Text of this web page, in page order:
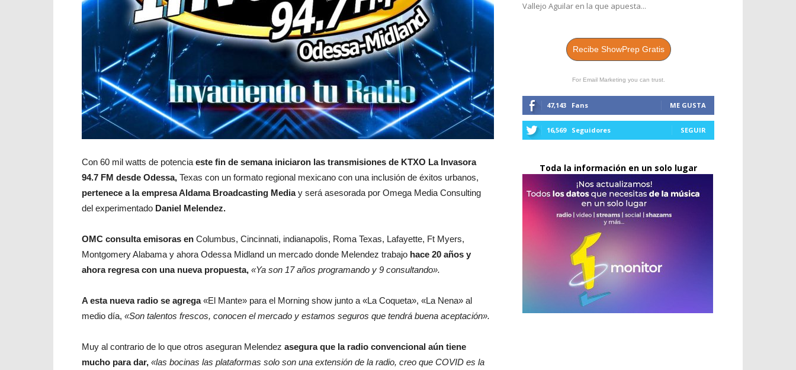
Con 60 mil watts de potencia este fin de semana iniciaron las transmisiones de KTXO La Invasora
94.7 FM desde Odessa, Texas con un formato regional mexicano con una inclusión de éxitos urbanos,
pertenece a la empresa Aldama Broadcasting Mediay será asesorada por Omega Media Consulting
del experimentado Daniel Melendez.
OMC consulta emisoras en Columbus, Cincinnati, indianapolis, Roma Texas, Lafayette, Ft Myers,
Montgomery Alabama y ahora Odessa Midland un mercado donde Melendez trabajo hace 20 años y
ahora regresa con una nueva propuesta, «Ya son 17 años programando y 9 consultando».
A esta nueva radio se agrega«El Mante» para el Morning show junto a «La Coqueta», «La Nena» al
medio día, «Son talentos frescos, conocen el mercado y estamos seguros que tendrá buena aceptación».
Muy al contrario de lo que otros aseguran Melendez asegura que la radio convencional aún tiene
mucho para dar, «las bocinas las plataformas solo son una extensión de la radio, creo que COVID es la
Vallejo Aguilar en la que apuesta...
Recibe ShowPrep Gratis
For Email Marketing you can trust.
47,143 Fans ME GUSTA
16,569 Seguidores SEGUIR
Toda la información en un solo lugar